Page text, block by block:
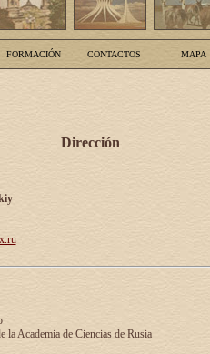
FORMACIÓN CONTACTOS MAPA
Dirección
la Academia de Ciencias de Rusia